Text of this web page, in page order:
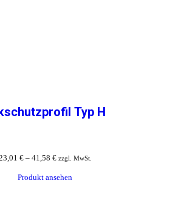
Typ H
€– 41,58 € zzgl. MwSt.
Produkt ansehen